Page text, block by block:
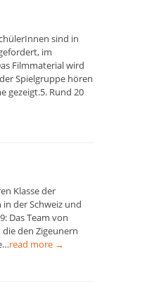
sind in
im
Filmmaterial wird
Spielgruppe hören
gezeigt.5. Rund 20
Klasse der
der Schweiz und
Das Team von
den Zigeunern
read more →